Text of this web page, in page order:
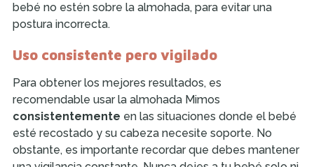
bebé no estén sobre la almohada, para evitar una
postura incorrecta.
Uso consistente pero vigilado
Para obtener los mejores resultados, es
recomendable usar la almohada Mimos
consistentemente en las situaciones donde el bebé
esté recostado y su cabeza necesite soporte. No
obstante, es importante recordar que debes mantener